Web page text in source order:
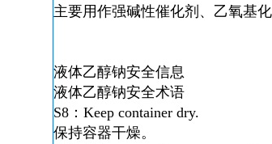
主要用作强碱性催化剂、乙氧基
液体乙醇钠安全信息
液体乙醇钠安全术语
S8：Keep container dry.
保持容器干燥。